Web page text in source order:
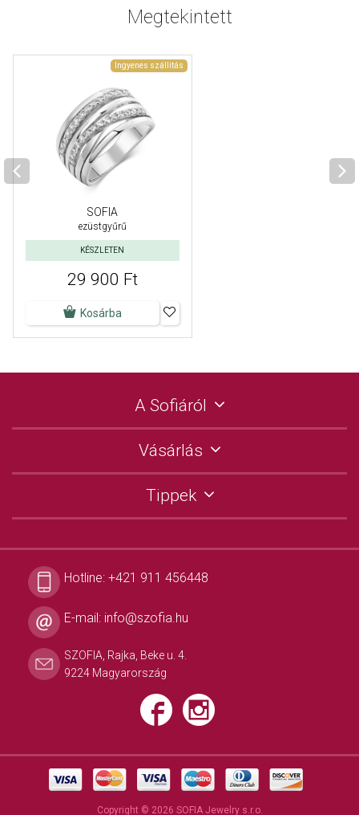
Megtekintett
Ingyenes szállítás
SOFIA
ezüstgyűrű
KÉSZLETEN
29 900 Ft
Kosárba
A Sofiáról
Vásárlás
Tippek
Hotline: +421 911 456448
E-mail: info@szofia.hu
SZOFIA, Rajka, Beke u. 4.
9224 Magyarország
Copyright © 2026 SOFIA Jewelry s.r.o.